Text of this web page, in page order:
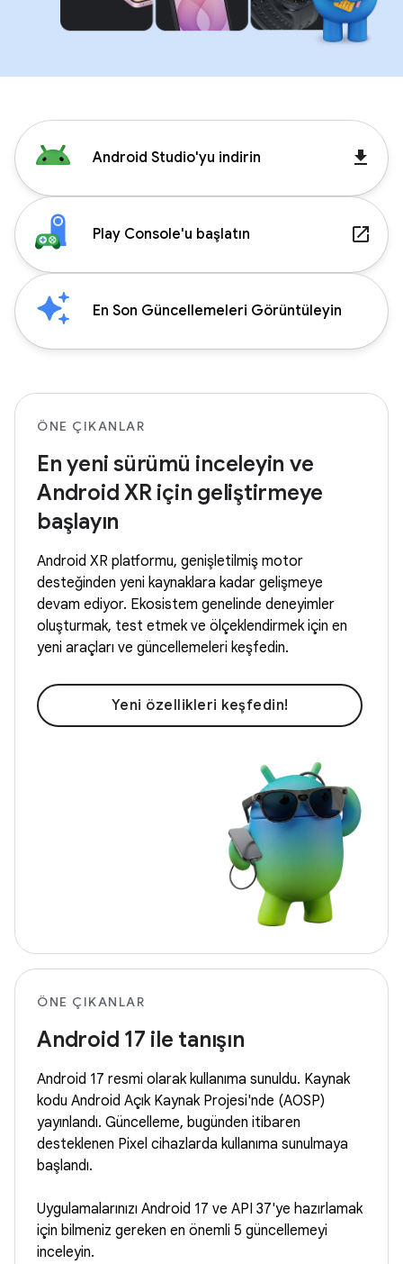
Android Studio'yu indirin get_app
Play Console'u başlatın launch
En Son Güncellemeleri Görüntüleyin
ÖNE ÇIKANLAR
En yeni sürümü inceleyin ve
Android XR için geliştirmeye
başlayın
Android XR platformu, genişletilmiş motor
desteğinden yeni kaynaklara kadar gelişmeye
devam ediyor. Ekosistem genelinde deneyimler
oluşturmak, test etmek ve ölçeklendirmek için en
yeni araçları ve güncellemeleri keşfedin.
Yeni özellikleri keşfedin!
ÖNE ÇIKANLAR
Android 17 ile tanışın
Android 17 resmi olarak kullanıma sunuldu. Kaynak
kodu Android Açık Kaynak Projesi'nde (AOSP)
yayınlandı. Güncelleme, bugünden itibaren
desteklenen Pixel cihazlarda kullanıma sunulmaya
başlandı.
Uygulamalarınızı Android 17 ve API 37'ye hazırlamak
için bilmeniz gereken en önemli 5 güncellemeyi
inceleyin.